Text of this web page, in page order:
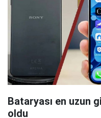
Bataryası en uzun
oldu